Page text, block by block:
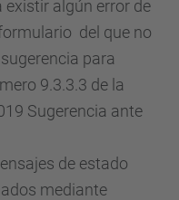
algún error de
del que no
para
9.3.3.3 de la
Sugerencia ante
de estado
mediante